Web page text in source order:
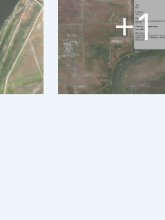
+1